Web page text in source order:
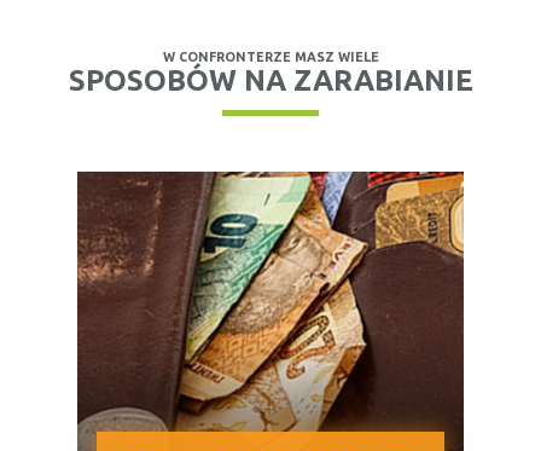
W CONFRONTERZE MASZ WIELE
SPOSOBÓW NA ZARABIANIE